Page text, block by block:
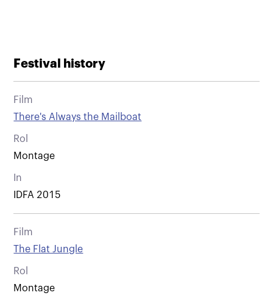
Festival history
Film
There's Always the Mailboat
Rol
Montage
In
IDFA 2015
Film
The Flat Jungle
Rol
Montage